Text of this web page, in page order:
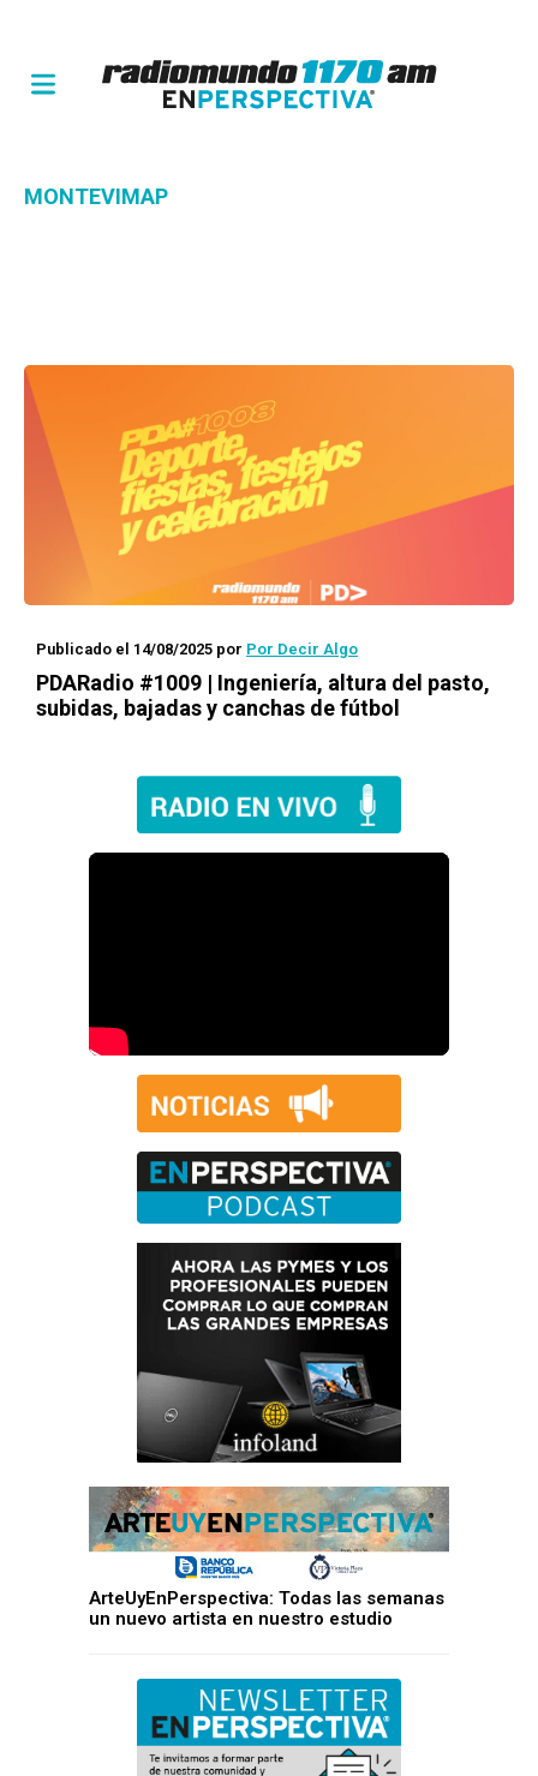
MONTEVIMAP
Publicado el 14/08/2025 por Por Decir Algo
PDARadio #1009 | Ingeniería, altura del pasto,
subidas, bajadas y canchas de fútbol
ArteUyEnPerspectiva: Todas las semanas
un nuevo artista en nuestro estudio